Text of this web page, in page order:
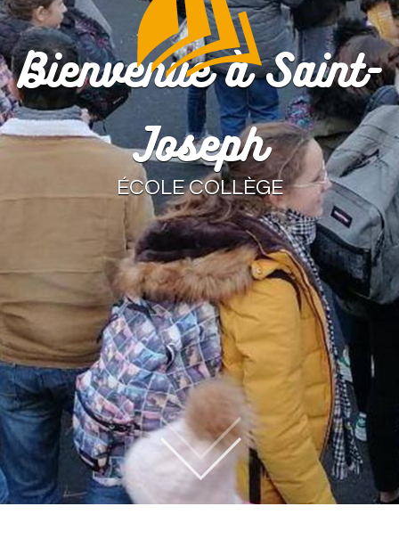
Ensemble scolaire
Bienvenue à Saint-
Joseph
ÉCOLE COLLÈGE